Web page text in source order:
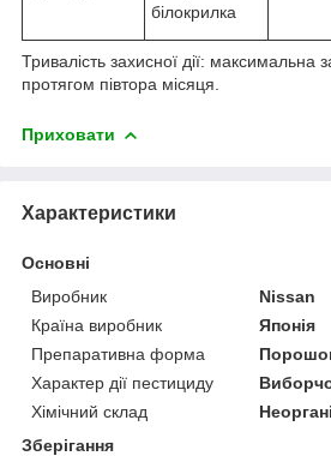
білокрилка
Тривалість захисної дії: максимальна
протягом півтора місяця.
Приховати
Характеристики
Основні
Виробник
Nissan
Країна виробник
Японія
Препаративна форма
Характер дії пестициду
Хімічний склад
Зберігання